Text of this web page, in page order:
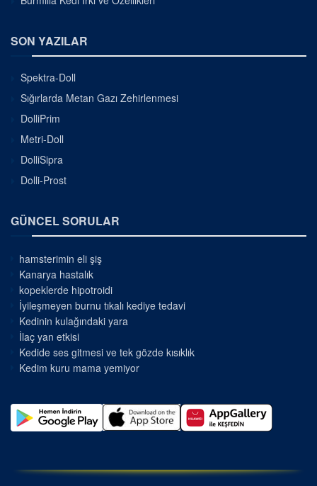
SON YAZILAR
Spektra-Doll
Sığırlarda Metan Gazı Zehirlenmesi
DolliPrim
Metri-Doll
DolliSipra
Dolli-Prost
GÜNCEL SORULAR
hamsterimin eli şiş
Kanarya hastalık
kopeklerde hipotroidi
İyileşmeyen burnu tıkalı kediye tedavi
Kedinin kulağındaki yara
İlaç yan etkisi
Kedide ses gitmesi ve tek gözde kısıklık
Kedim kuru mama yemiyor